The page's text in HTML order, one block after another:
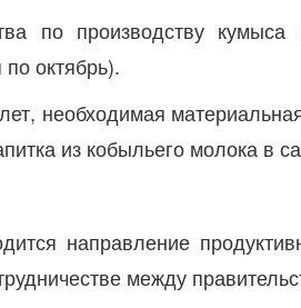
по производству
октябрь).
необходимая
из кобыльего молока в
направление
между